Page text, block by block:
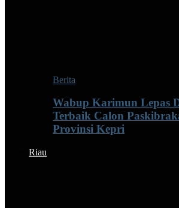
Berita
Wabup Karimun Lepas
Terbaik Calon
Provinsi Kepri
Riau